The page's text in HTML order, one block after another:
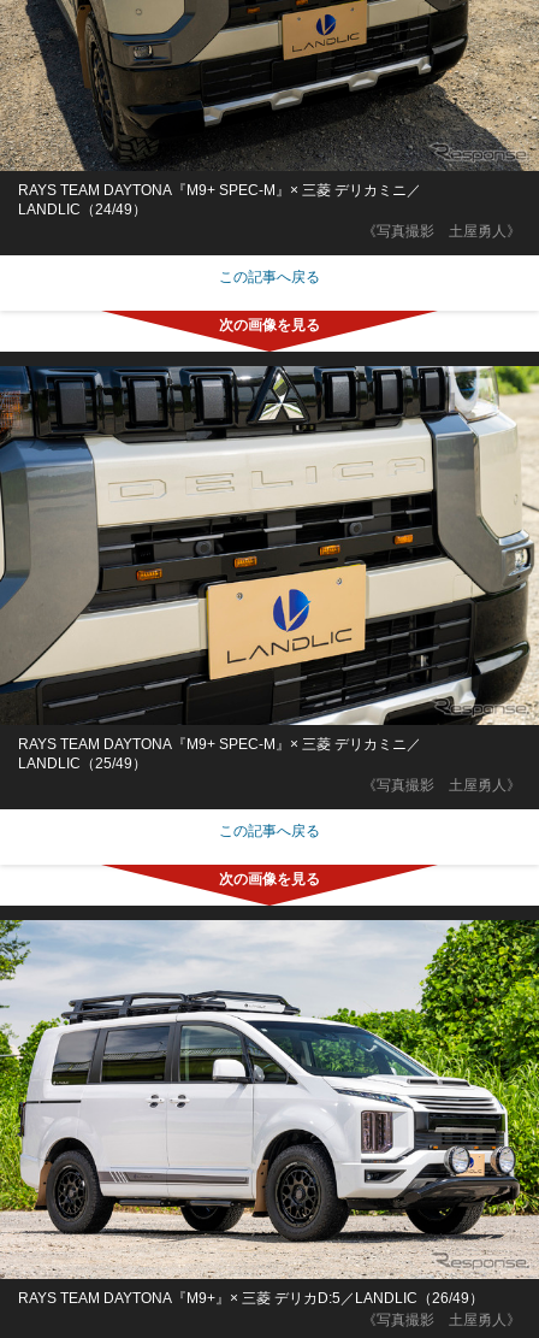
《写真撮影 土屋勇人》
RAYS TEAM DAYTONA『M9+ SPEC-M』× 三菱 デリカミニ／
LANDLIC（24/49）
この記事へ戻る
《写真撮影 土屋勇人》
RAYS TEAM DAYTONA『M9+ SPEC-M』× 三菱 デリカミニ／
LANDLIC（25/49）
この記事へ戻る
《写真撮影 土屋勇人》
RAYS TEAM DAYTONA『M9+』× 三菱 デリカD:5／LANDLIC（26/49）